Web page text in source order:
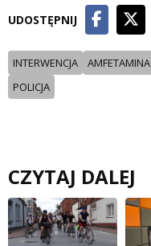
UDOSTĘPNIJ
INTERWENCJA AMFETAMINA
POLICJA
CZYTAJ DALEJ